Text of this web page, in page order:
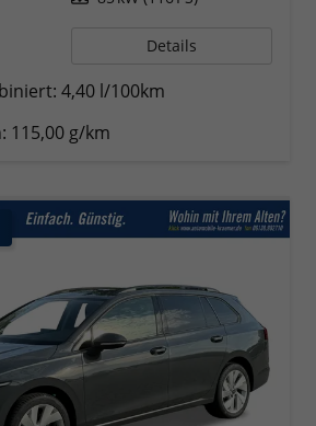
Details
4,40 l/100km
115,00 g/km